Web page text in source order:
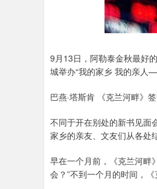
9月13日，阿勒泰金秋最好
城举办“我的家乡 我的亲人
巴燕·塔斯肯 《克兰河畔》
不同于开在别处的新书见面
家乡的亲友、文友们从各处
早在一个月前，《克兰河畔
会？”不到一个月的时间，
上证指数